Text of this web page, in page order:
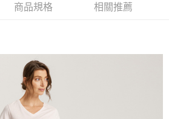
商品規格 相關推薦